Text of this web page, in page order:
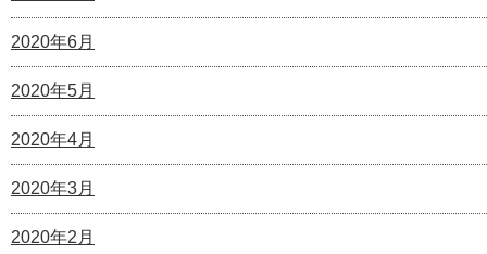
2020年6月
2020年5月
2020年4月
2020年3月
2020年2月